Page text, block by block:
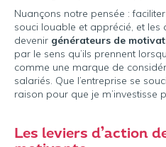
Nuançons notre pensée :
souci louable et apprécié, et
devenir générateurs de
par le sens qu’ils prennent
comme une marque de
salariés. Que l’entreprise se
raison pour que je m’investisse
Les leviers d’action